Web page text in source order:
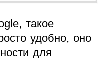
такое
удобно, оно
для